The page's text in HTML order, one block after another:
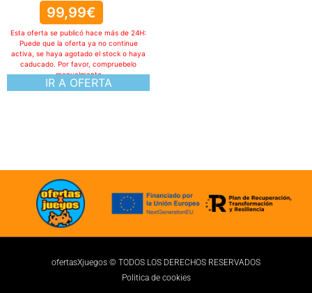
Politica de cookies